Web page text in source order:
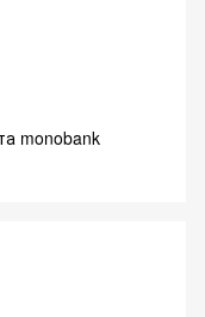
monobank